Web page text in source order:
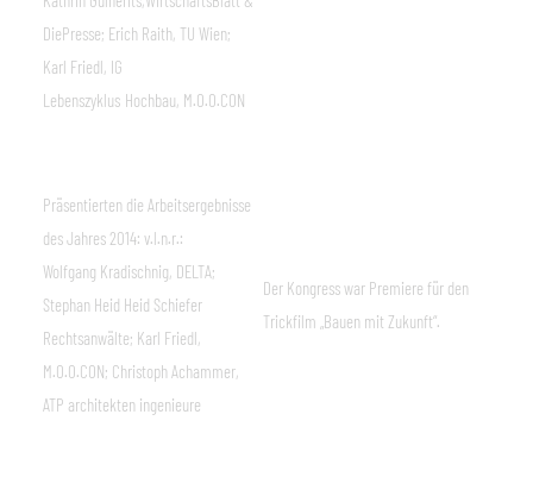
DiePresse; Erich Raith, TU Wien;
Karl Friedl, IG
Lebenszyklus Hochbau, M.O.O.CON
Präsentierten die Arbeitsergebnisse
des Jahres 2014: v.l.n.r.:
Wolfgang Kradischnig, DELTA;
Stephan Heid Heid Schiefer
Rechtsanwälte; Karl Friedl,
M.O.O.CON; Christoph Achammer,
ATP architekten ingenieure
Der Kongress war Premiere für den
Trickfilm „Bauen mit Zukunft“.